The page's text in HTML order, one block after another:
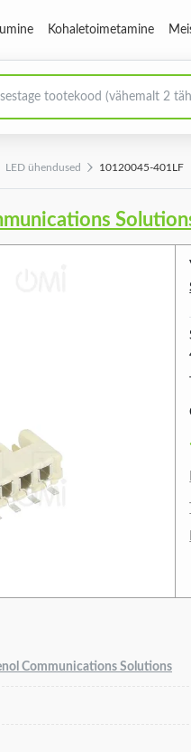
Kohaletoimetamine
LED ühendused 10120045-401LF
Communications Solutions